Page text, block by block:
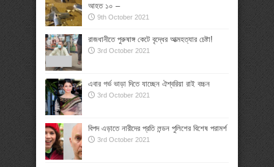
আহত ১০ –
9th October 2021
রাজধানীতে পুরুষাঙ্গ কেটে বৃদ্ধের আত্মহত্যার চেষ্টা!
3rd October 2021
এবার গর্ভ ভাড়া দিতে যাচ্ছেন ঐশ্বরিয়া রাই বচ্চন
3rd October 2021
বিপদ এড়াতে নারীদের প্রতি লন্ডন পুলিশের বিশেষ পরামর্শ
3rd October 2021